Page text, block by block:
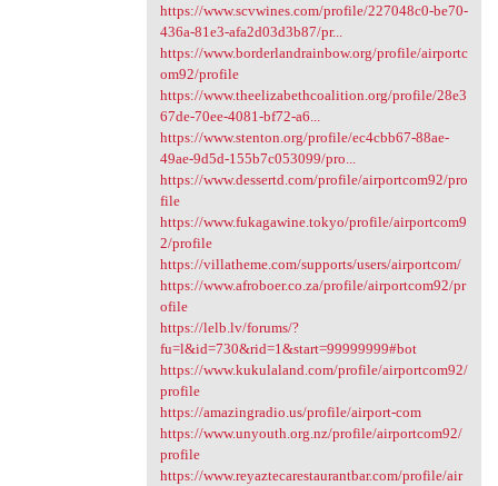
https://www.scvwines.com/profile/227048c0-be70-
436a-81e3-afa2d03d3b87/pr...
https://www.borderlandrainbow.org/profile/airportc
om92/profile
https://www.theelizabethcoalition.org/profile/28e3
67de-70ee-4081-bf72-a6...
https://www.stenton.org/profile/ec4cbb67-88ae-
49ae-9d5d-155b7c053099/pro...
https://www.dessertd.com/profile/airportcom92/pro
file
https://www.fukagawine.tokyo/profile/airportcom9
2/profile
https://villatheme.com/supports/users/airportcom/
https://www.afroboer.co.za/profile/airportcom92/pr
ofile
https://lelb.lv/forums/?
fu=l&id=730&rid=1&start=99999999#bot
https://www.kukulaland.com/profile/airportcom92/
profile
https://amazingradio.us/profile/airport-com
https://www.unyouth.org.nz/profile/airportcom92/
profile
https://www.reyaztecarestaurantbar.com/profile/air